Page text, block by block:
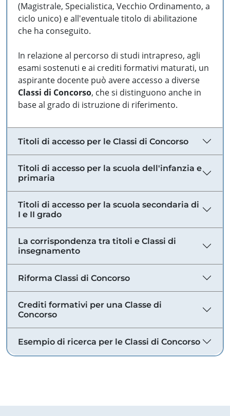
(Magistrale, Specialistica, Vecchio Ordinamento, a
ciclo unico) e all'eventuale titolo di abilitazione
che ha conseguito.
In relazione al percorso di studi intrapreso, agli
esami sostenuti e ai crediti formativi maturati, un
aspirante docente può avere accesso a diverse
Classi di Concorso, che si distinguono anche in
base al grado di istruzione di riferimento.
Titoli di accesso per le Classi di Concorso
Titoli di accesso per la scuola dell'infanzia e
primaria
Titoli di accesso per la scuola secondaria di
I e II grado
La corrispondenza tra titoli e Classi di
insegnamento
Riforma Classi di Concorso
Crediti formativi per una Classe di
Concorso
Esempio di ricerca per le Classi di Concorso